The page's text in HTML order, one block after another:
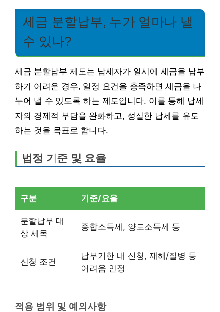
세금 분할납부, 누가 얼마나 낼
수 있나?
세금 분할납부 제도는 납세자가 일시에 세금을 납부
하기 어려운 경우, 일정 요건을 충족하면 세금을 나
누어 낼 수 있도록 하는 제도입니다. 이를 통해 납세
자의 경제적 부담을 완화하고, 성실한 납세를 유도
하는 것을 목표로 합니다.
법정 기준 및 요율
구분 기준/요율
분할납부 대
상 세목
종합소득세, 양도소득세 등
신청 조건
납부기한 내 신청, 재해/질병 등
어려움 인정
적용 범위 및 예외사항